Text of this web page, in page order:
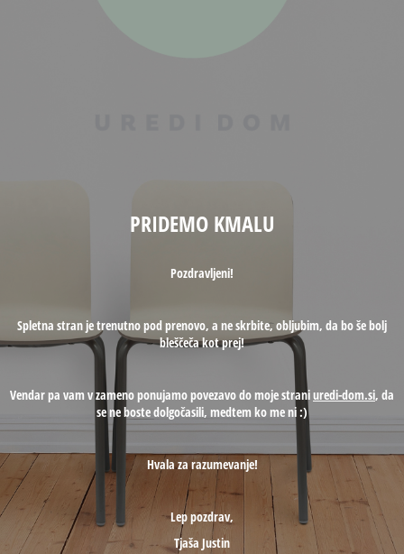
PRIDEMO KMALU
Pozdravljeni!
Spletna stran je trenutno pod prenovo, a ne skrbite, obljubim, da bo še bolj
bleščeča kot prej!
Vendar pa vam v zameno ponujamo povezavo do moje straniuredi-dom.si, da
se ne boste dolgočasili, medtem ko me ni :)
Hvala za razumevanje!
Lep pozdrav,
Tjaša Justin